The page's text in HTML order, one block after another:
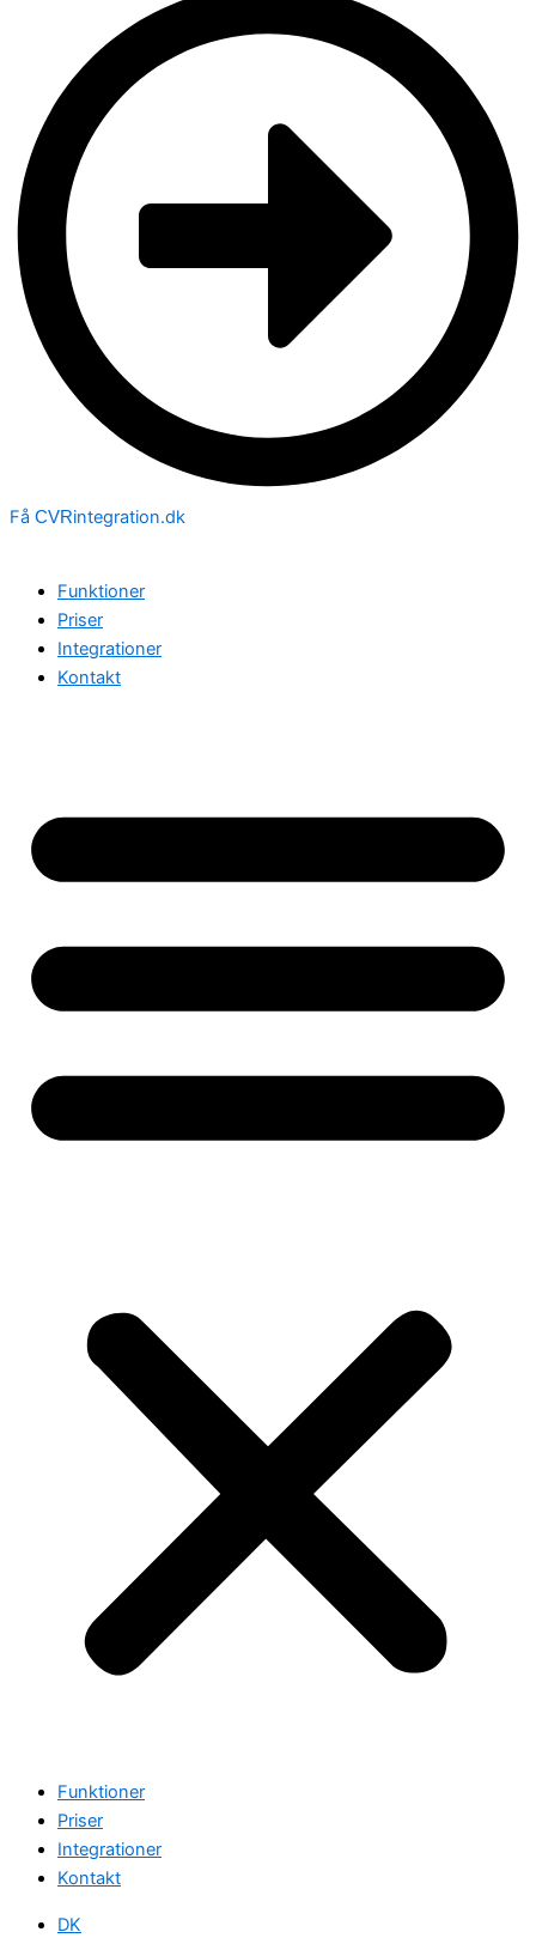
Få CVRintegration.dk
Funktioner
Priser
Integrationer
Kontakt
Funktioner
Priser
Integrationer
Kontakt
DK